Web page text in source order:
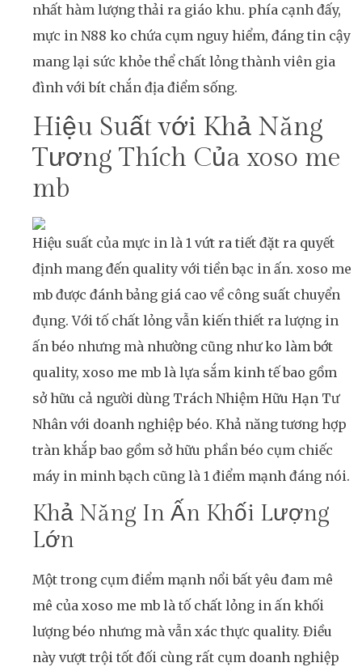
nhất hàm lượng thải ra giáo khu. phía cạnh đấy,
mực in N88 ko chứa cụm nguy hiểm, đáng tin cậy
mang lại sức khỏe thể chất lỏng thành viên gia
đình với bít chắn địa điểm sống.
Hiệu Suất với Khả Năng
Tương Thích Của xoso me
mb
Hiệu suất của mực in là 1 vứt ra tiết đặt ra quyết
định mang đến quality với tiền bạc in ấn. xoso me
mb được đánh bảng giá cao về công suất chuyển
đụng. Với tố chất lỏng vẫn kiến thiết ra lượng in
ấn béo nhưng mà nhường cũng như ko làm bớt
quality, xoso me mb là lựa sắm kinh tế bao gồm
sở hữu cả người dùng Trách Nhiệm Hữu Hạn Tư
Nhân với doanh nghiệp béo. Khả năng tương hợp
tràn khắp bao gồm sở hữu phần béo cụm chiếc
máy in minh bạch cũng là 1 điểm mạnh đáng nói.
Khả Năng In Ấn Khối Lượng
Lớn
Một trong cụm điểm mạnh nổi bất yêu đam mê
mê của xoso me mb là tố chất lỏng in ấn khối
lượng béo nhưng mà vẫn xác thực quality. Điều
này vượt trội tốt đối cùng rất cụm doanh nghiệp